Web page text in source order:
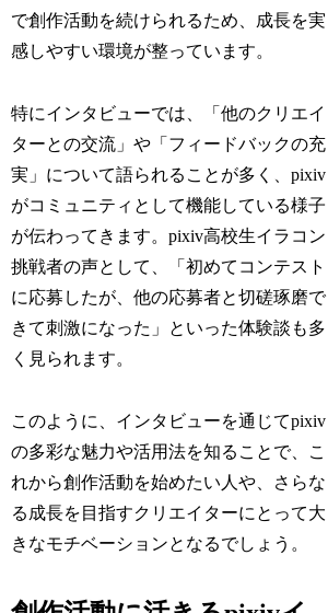
で創作活動を続けられるため、成長を実
感しやすい環境が整っています。
特にインタビューでは、「他のクリエイ
ターとの交流」や「フィードバックの充
実」について語られることが多く、pixiv
がコミュニティとして機能している様子
が伝わってきます。pixiv高校生イラコン
挑戦者の声として、「初めてコンテスト
に応募したが、他の応募者と切磋琢磨で
きて刺激になった」といった体験談も多
く見られます。
このように、インタビューを通じてpixiv
の多彩な魅力や活用法を知ることで、こ
れから創作活動を始めたい人や、さらな
る成長を目指すクリエイターにとって大
きなモチベーションとなるでしょう。